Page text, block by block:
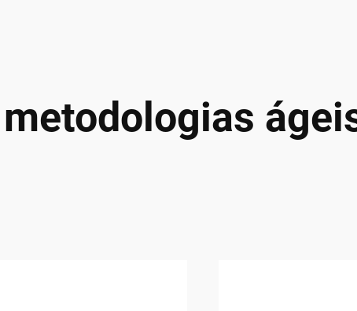
metodologias